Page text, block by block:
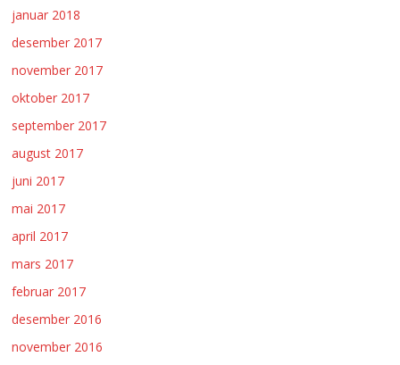
januar 2018
desember 2017
november 2017
oktober 2017
september 2017
august 2017
juni 2017
mai 2017
april 2017
mars 2017
februar 2017
desember 2016
november 2016